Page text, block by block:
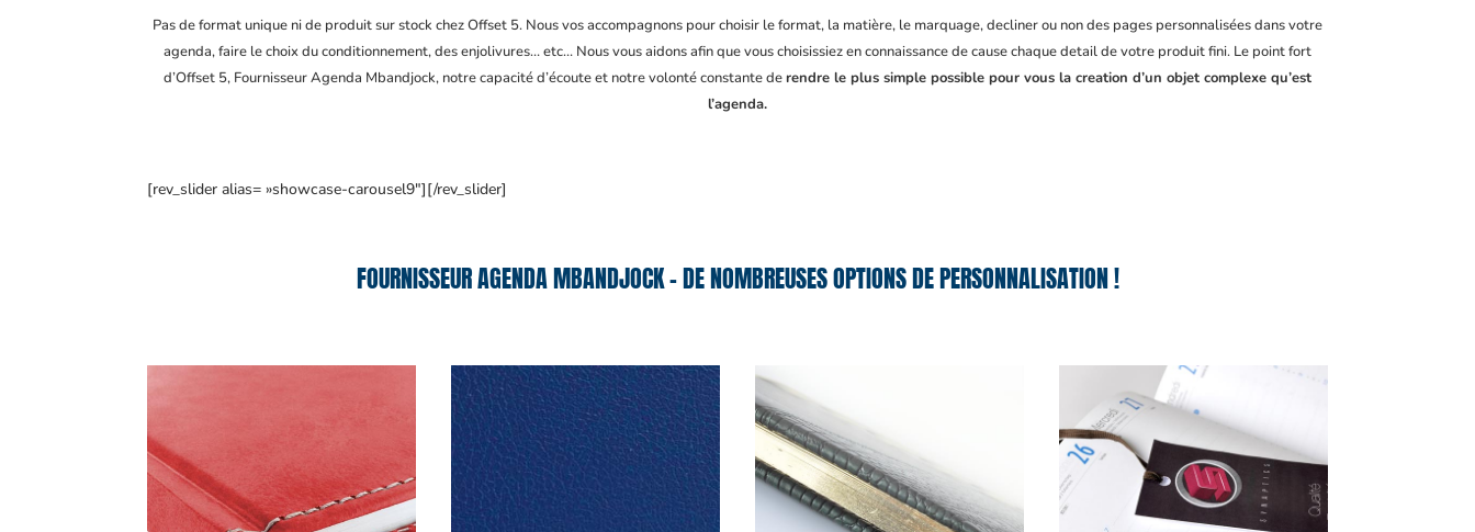
Pas de format unique ni de produit sur stock chez Offset 5. Nous vos accompagnons pour choisir le format, la matière, le marquage, decliner ou non des pages personnalisées dans votre
agenda, faire le choix du conditionnement, des enjolivures… etc… Nous vous aidons afin que vous choisissiez en connaissance de cause chaque detail de votre produit fini. Le point fort
d’Offset 5, Fournisseur Agenda Mbandjock, notre capacité d’écoute et notre volonté constante derendre le plus simple possible pour vous la creation d’un objet complexe qu’est
l’agenda.
[rev_slider alias= »showcase-carousel9″][/rev_slider]
FOURNISSEUR AGENDA MBANDJOCK – DE NOMBREUSES OPTIONS DE PERSONNALISATION !